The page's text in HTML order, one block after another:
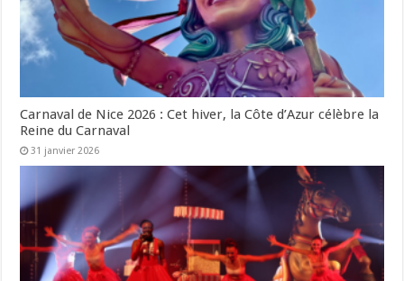
Carnaval de Nice 2026 : Cet hiver, la Côte d’Azur célèbre la
Reine du Carnaval
31 janvier 2026